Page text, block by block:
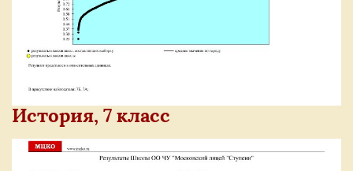
История, 7 класс